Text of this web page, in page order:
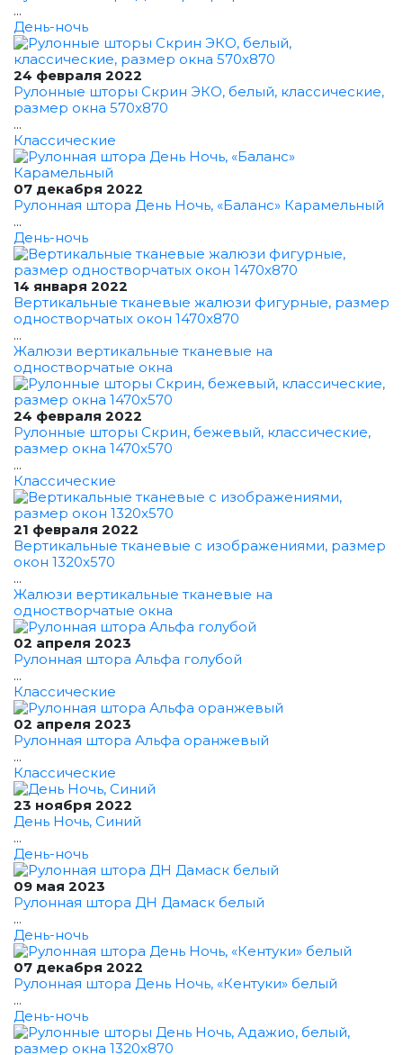
...
День-ночь
24 февраля 2022
Рулонные шторы Скрин ЭКО, белый, классические,
размер окна 570x870
...
Классические
07 декабря 2022
Рулонная штора День Ночь, «Баланс» Карамельный
...
День-ночь
14 января 2022
Вертикальные тканевые жалюзи фигурные, размер
одностворчатых окон 1470x870
...
Жалюзи вертикальные тканевые на
одностворчатые окна
24 февраля 2022
Рулонные шторы Скрин, бежевый, классические,
размер окна 1470x570
...
Классические
21 февраля 2022
Вертикальные тканевые с изображениями, размер
окон 1320x570
...
Жалюзи вертикальные тканевые на
одностворчатые окна
02 апреля 2023
Рулонная штора Альфа голубой
...
Классические
02 апреля 2023
Рулонная штора Альфа оранжевый
...
Классические
23 ноября 2022
День Ночь, Синий
...
День-ночь
09 мая 2023
Рулонная штора ДН Дамаск белый
...
День-ночь
07 декабря 2022
Рулонная штора День Ночь, «Кентуки» белый
...
День-ночь